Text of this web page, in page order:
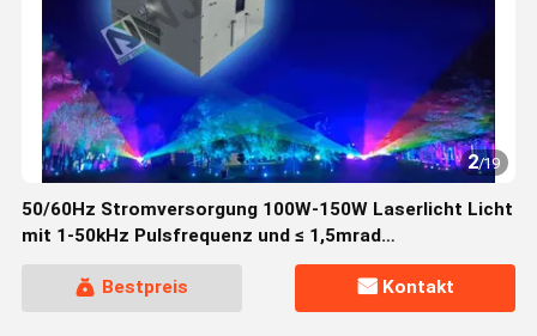
2/19
50/60Hz Stromversorgung 100W-150W Laserlicht Licht
mit 1-50kHz Pulsfrequenz und ≤ 1,5mrad
Bestpreis
Kontakt